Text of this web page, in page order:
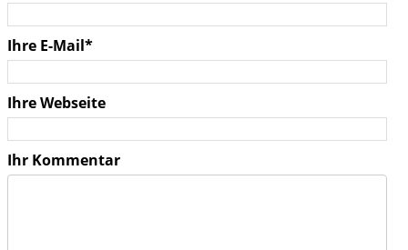
Ihre E-Mail*
Ihre Webseite
Ihr Kommentar